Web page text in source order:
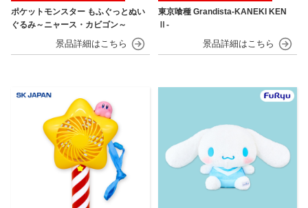
ポケットモンスター もふぐっとぬい
ぐるみ～ニャース・カビゴン～
東京喰種 Grandista-KANEKI KEN
Ⅱ-